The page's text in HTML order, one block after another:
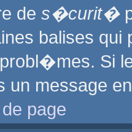
de s�curit�
balises
Si
message
page